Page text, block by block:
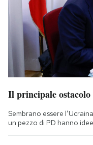
Il principale
Sembrano essere
un pezzo di PD hanno